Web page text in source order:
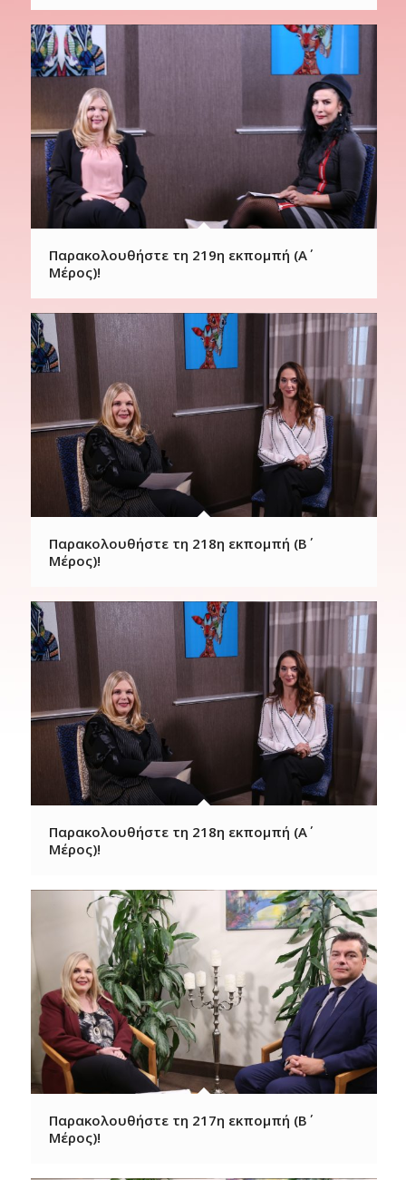
Παρακολουθήστε τη 219η εκπομπή (Α΄
Μέρος)!
Παρακολουθήστε τη 218η εκπομπή (B΄
Μέρος)!
Παρακολουθήστε τη 218η εκπομπή (Α΄
Μέρος)!
Παρακολουθήστε τη 217η εκπομπή (B΄
Μέρος)!